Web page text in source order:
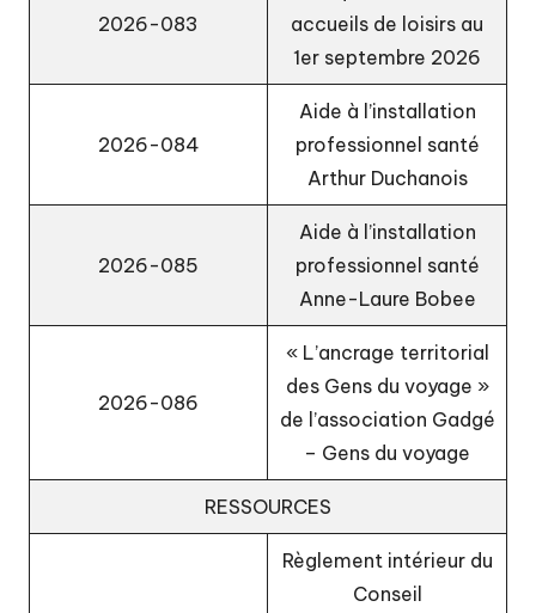
2026-083
accueils de loisirs au
1er septembre 2026
2026-084
Aide à l’installation
professionnel santé
Arthur Duchanois
2026-085
Aide à l’installation
professionnel santé
Anne-Laure Bobee
2026-086
« L’ancrage territorial
des Gens du voyage »
de l’association Gadgé
– Gens du voyage
RESSOURCES
Règlement intérieur du
Conseil